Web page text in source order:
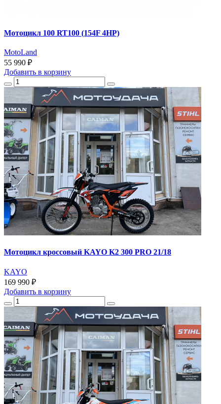
Мотоцикл 100 RT100 (154F 4HP)
MotoLand
55 990 ₽
Добавить в корзину
Мотоцикл кроссовый KAYO K2 300 PRO 21/18
KAYO
169 990 ₽
Добавить в корзину